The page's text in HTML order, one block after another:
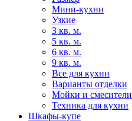
Мини-кухни
Узкие
3 кв. м.
5 кв. м.
6 кв. м.
9 кв. м.
Все для кухни
Варианты отделки
Мойки и смесители
Техника для кухни
Шкафы-купе